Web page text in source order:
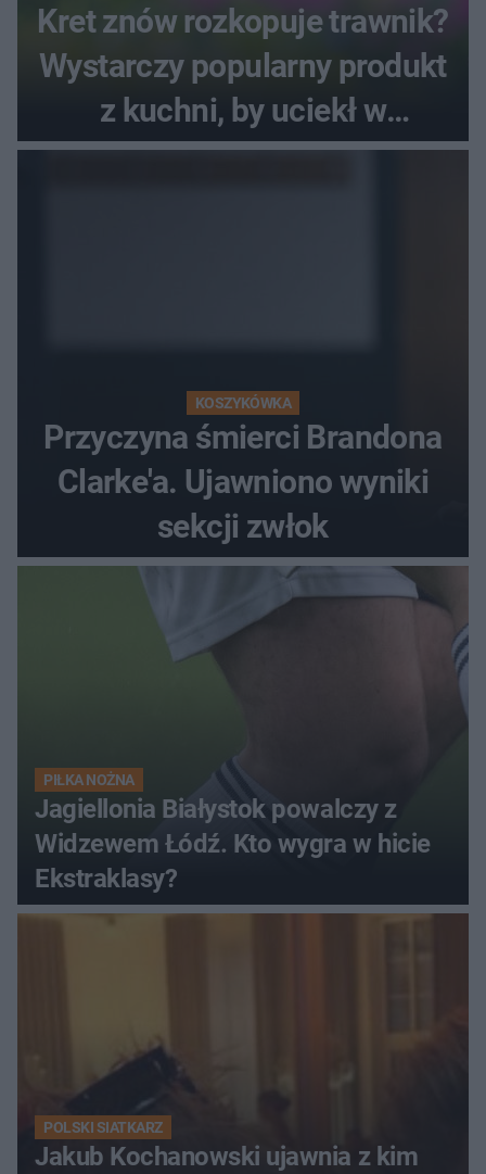
Kret znów rozkopuje trawnik?
Wystarczy popularny produkt
z kuchni, by uciekł w
popłochu
KOSZYKÓWKA
Przyczyna śmierci Brandona
Clarke'a. Ujawniono wyniki
sekcji zwłok
PIŁKA NOŻNA
Jagiellonia Białystok powalczy z
Widzewem Łódź. Kto wygra w hicie
Ekstraklasy?
POLSKI SIATKARZ
Jakub Kochanowski ujawnia z kim